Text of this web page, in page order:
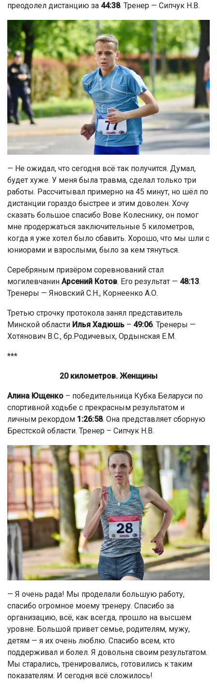
преодолел дистанцию за 44:38. Тренер — Сипчук Н.В.
— Не ожидал, что сегодня всё так получится. Думал,
будет хуже. У меня была травма, сделал только три
работы. Рассчитывал примерно на 45 минут, но шёл по
дистанции гораздо быстрее и этим доволен. Хочу
сказать большое спасибо Вове Колеснику, он помог
мне продержаться заключительные 5 километров,
когда я уже хотел было сбавить. Хорошо, что мы шли с
юниорами и взрослыми, было за кем тянуться.
Серебряным призёром соревнований стал
могилевчанин Арсений Котов. Его результат — 48:13.
Тренеры — Яновский С.Н., Корнеенко А.О.
Третью строчку протокола занял представитель
Минской области Илья Хадюшь – 49:06. Тренеры —
Хотянович В.С., бр.Родичевых, Ордынская Е.М.
***
20 километров. Женщины
Алина Ющенко – победительница Кубка Беларуси по
спортивной ходьбе с прекрасным результатом и
личным рекордом 1:26:58. Она представляет сборную
Брестской области. Тренер – Сипчук Н.В.
— Я очень рада! Мы проделали большую работу,
спасибо огромное моему тренеру. Спасибо за
организацию, всё, как всегда, прошло на высшем
уровне. Большой привет семье, родителям, мужу,
детям — я их очень люблю. Спасибо всем, кто
поддерживал и болел. Я довольна своим результатом.
Мы старались, тренировались, готовились к таким
показателям. И сегодня всё сложилось!